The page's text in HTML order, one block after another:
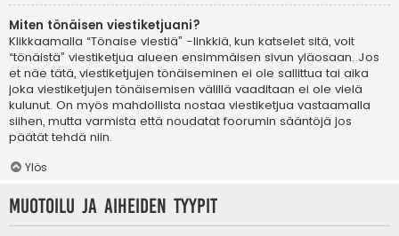
Miten tönäisen viestiketjuani?
Klikkaamalla “Tönaise viestiä” -linkkiä, kun katselet sitä, voit
“tönäistä” viestiketjua alueen ensimmäisen sivun yläosaan. Jos
et näe tätä, viestiketjujen tönäiseminen ei ole sallittua tai aika
joka viestiketjujen tönäisemisen välillä vaaditaan ei ole vielä
kulunut. On myös mahdollista nostaa viestiketjua vastaamalla
siihen, mutta varmista että noudatat foorumin sääntöjä jos
päätät tehdä niin.
Ylös
Muotoilu ja aiheiden tyypit